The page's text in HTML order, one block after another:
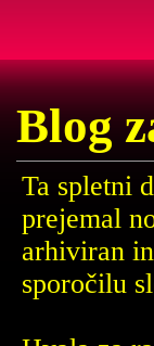
Blog
Ta spletni
prejemal
arhiviran
sporočilu